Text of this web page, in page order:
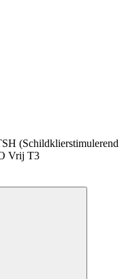
(Schildklierstimulerend
Vrij T3